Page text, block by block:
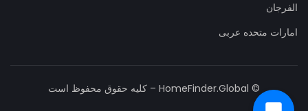
الفرجان
امارات متحده عربی
© HomeFinder.Global – کلیه حقوق محفوظ است